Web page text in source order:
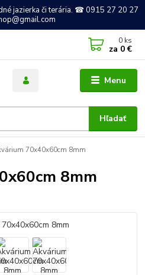
jazierka či terária. ☎ 0915 27 20 27
Menu
Hľadať
0 ks
za 0 €
70x40x60cm 8mm
8mm